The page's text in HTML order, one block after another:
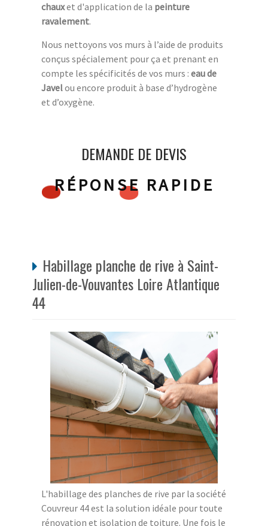
chauxet d'application de la peinture
ravalement.
Nous nettoyons vos murs à l’aide de produits
conçus spécialement pour ça et prenant en
compte les spécificités de vos murs : eau de
Javelou encore produit à base d’hydrogène
et d’oxygène.
DEMANDE DE DEVIS
RÉPONSE RAPIDE
Habillage planche de rive à Saint-
Julien-de-Vouvantes Loire Atlantique
44
L'habillage des planches de rive par la société
Couvreur 44 est la solution idéale pour toute
rénovation et isolation de toiture. Une fois le